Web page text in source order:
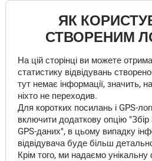
ЯК
СТВОРЕНИМ
На цій сторінці ви можете
статистику відвідувань
тут немає інформації, значить,
ніхто не переходив.
Для коротких посилань і GPS-
включити додаткову опцію "Збір
GPS-даних", в цьому випадку
відвідувача буде більш
Крім того, ми надаємо унікальну